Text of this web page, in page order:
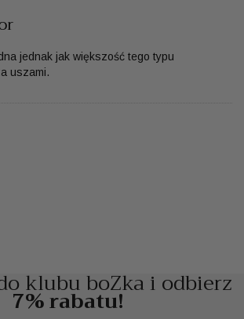
jednak jak większość tego typu
uszami.
klubu boZka i odbierz
7% rabatu!